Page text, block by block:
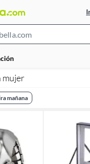
Bar
mujer
mañana